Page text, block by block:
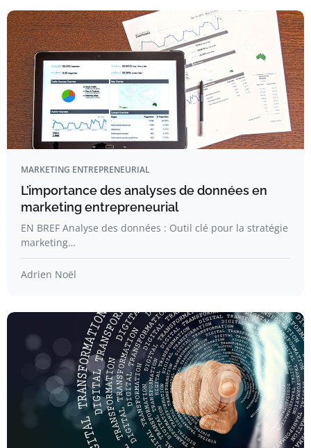
MARKETING ENTREPRENEURIAL
L’importance des analyses de données en
marketing entrepreneurial
EN BREF Analyse des données : Outil clé pour la stratégie
marketing…
Adrien Noël